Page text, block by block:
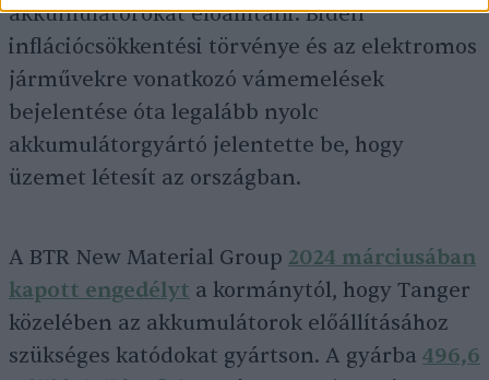
akkumulátorokat előállítani. Biden
inflációcsökkentési törvénye és az elektromos
járművekre vonatkozó vámemelések
bejelentése óta legalább nyolc
akkumulátorgyártó jelentette be, hogy
üzemet létesít az országban.
A BTR New Material Group 2024 márciusában
kapott engedélyt a kormánytól, hogy Tanger
közelében az akkumulátorok előállításához
szükséges katódokat gyártson. A gyárba 496,6